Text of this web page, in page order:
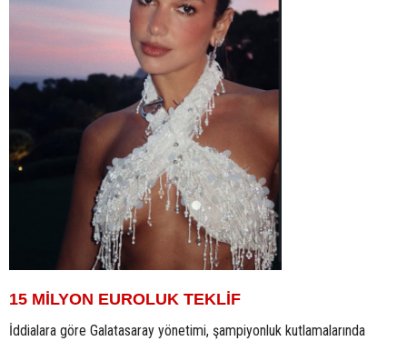
15 MİLYON EUROLUK TEKLİF
İddialara göre Galatasaray yönetimi, şampiyonluk kutlamalarında